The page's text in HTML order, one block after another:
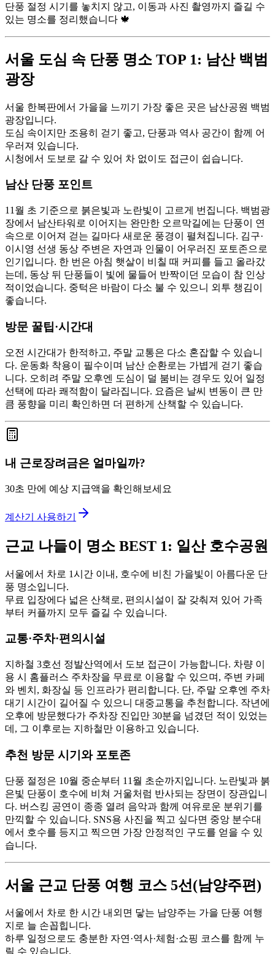
단풍 절정 시기를 놓치지 않고, 이동과 사진 촬영까지 즐길 수
있는 명소를 정리했습니다 🍁
서울 도심 속 단풍 명소 TOP 1: 남산 백범
광장
서울 한복판에서 가을을 느끼기 가장 좋은 곳은 남산공원 백범
광장입니다.
도심 속이지만 조용히 걷기 좋고, 단풍과 역사 공간이 함께 어
우러져 있습니다.
시청에서 도보로 갈 수 있어 차 없이도 접근이 쉽습니다.
남산 단풍 포인트
11월 초 기준으로 붉은빛과 노란빛이 고르게 번집니다. 백범광
장에서 남산타워로 이어지는 완만한 오르막길에는 단풍이 연
속으로 이어져 걷는 길마다 새로운 풍경이 펼쳐집니다. 김구·
이시영 선생 동상 주변은 자연과 인물이 어우러진 포토존으로
인기입니다. 한 번은 아침 햇살이 비칠 때 커피를 들고 올라갔
는데, 동상 뒤 단풍들이 빛에 물들어 반짝이던 모습이 참 인상
적이었습니다. 중턱은 바람이 다소 불 수 있으니 외투 챙김이
좋습니다.
방문 꿀팁·시간대
오전 시간대가 한적하고, 주말 교통은 다소 혼잡할 수 있습니
다. 운동화 착용이 필수이며 남산 순환로는 가볍게 걷기 좋습
니다. 오히려 주말 오후엔 도심이 덜 붐비는 경우도 있어 일정
선택에 따라 쾌적함이 달라집니다. 요즘은 날씨 변동이 큰 만
큼 풍향을 미리 확인하면 더 편하게 산책할 수 있습니다.
내 근로장려금은 얼마일까?
30초 만에 예상 지급액을 확인해보세요
계산기 사용하기
근교 나들이 명소 BEST 1: 일산 호수공원
서울에서 차로 1시간 이내, 호수에 비친 가을빛이 아름다운 단
풍 명소입니다.
무료 입장에다 넓은 산책로, 편의시설이 잘 갖춰져 있어 가족
부터 커플까지 모두 즐길 수 있습니다.
교통·주차·편의시설
지하철 3호선 정발산역에서 도보 접근이 가능합니다. 차량 이
용 시 홈플러스 주차장을 무료로 이용할 수 있으며, 주변 카페
와 벤치, 화장실 등 인프라가 편리합니다. 단, 주말 오후엔 주차
대기 시간이 길어질 수 있으니 대중교통을 추천합니다. 작년에
오후에 방문했다가 주차장 진입만 30분을 넘겼던 적이 있었는
데, 그 이후로는 지하철만 이용하고 있습니다.
추천 방문 시기와 포토존
단풍 절정은 10월 중순부터 11월 초순까지입니다. 노란빛과 붉
은빛 단풍이 호수에 비쳐 거울처럼 반사되는 장면이 장관입니
다. 버스킹 공연이 종종 열려 음악과 함께 여유로운 분위기를
만끽할 수 있습니다. SNS용 사진을 찍고 싶다면 중앙 분수대
에서 호수를 등지고 찍으면 가장 안정적인 구도를 얻을 수 있
습니다.
서울 근교 단풍 여행 코스 5선(남양주편)
서울에서 차로 한 시간 내외면 닿는 남양주는 가을 단풍 여행
지로 늘 손꼽힙니다.
하루 일정으로도 충분한 자연·역사·체험·쇼핑 코스를 함께 누
릴 수 있습니다.